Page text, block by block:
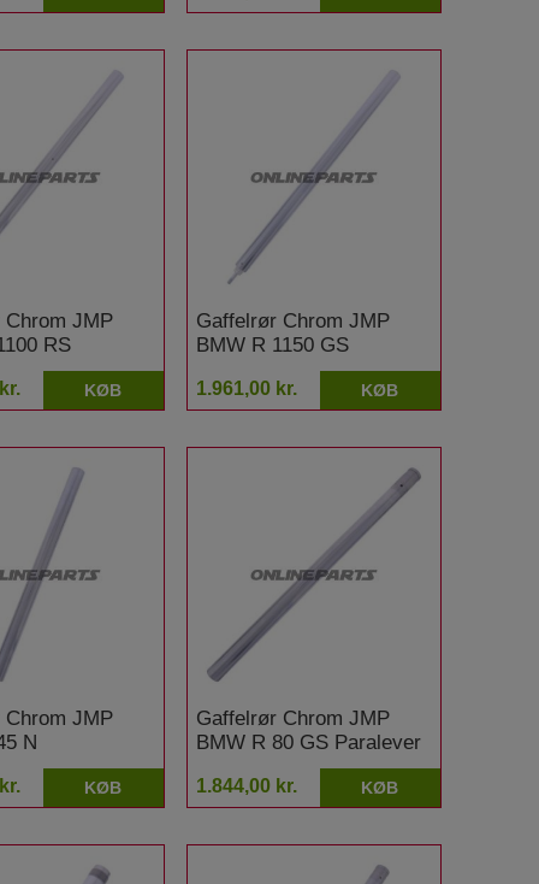
JMP
RS
KØB
Gaffelrør Chrom JMP
BMW R 1150 GS
1.961,00 kr. KØB
JMP
N
KØB
Gaffelrør Chrom JMP
BMW R 80 GS Paralever
1.844,00 kr. KØB